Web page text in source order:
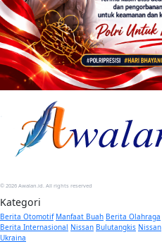
© 2026 Awalan.id. All rights reserved
Kategori
Berita Otomotif Manfaat Buah Berita Olahraga
Berita Internasional Nissan Bulutangkis Nissan
Ukraina